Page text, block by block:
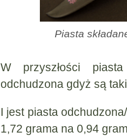
Piasta
W przyszłości
odchudzona gdyż są
I jest piasta
1,72 grama na 0,94